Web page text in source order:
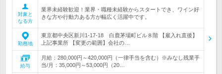
対象と
なる方
業界未経験歓迎！業界・職種未経験からスタートでき、ワイン好
きな方や行動力ある方が幅広く活躍中です。
勤務地
東京都中央区新川1-17-18 白鹿茅場町ビル８階 【雇入れ直後】
上記事業所 【変更の範囲】会社の…
給与
月給：280,000円～420,000円（一律手当を含む）※みなし残業手
当/月：35,000円～53,000円（20…